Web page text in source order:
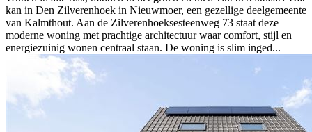
kan in Den Zilverenhoek in Nieuwmoer, een gezellige deelgemeente
van Kalmthout. Aan de Zilverenhoeksesteenweg 73 staat deze
moderne woning met prachtige architectuur waar comfort, stijl en
energiezuinig wonen centraal staan. De woning is slim inged...